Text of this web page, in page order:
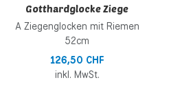
Gotthardglocke Ziege
A Ziegenglocken mit Riemen
52cm
126,50 CHF
inkl. MwSt.